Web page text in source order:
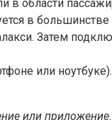
в области
в
Затем
или
или